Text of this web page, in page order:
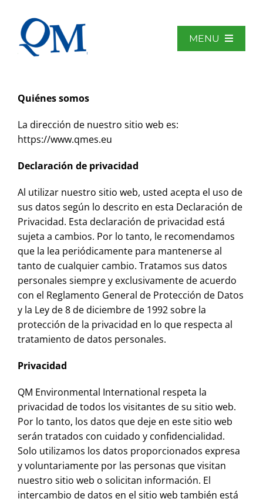
contenido
MENU
Sobre QM
Áreas de actividad
Biblioteca
Noticias
Contacto
Quiénes somos
La dirección de nuestro sitio web es:
https://www.qmes.eu
Declaración de privacidad
Al utilizar nuestro sitio web, usted acepta el uso de
sus datos según lo descrito en esta Declaración de
Privacidad. Esta declaración de privacidad está
sujeta a cambios. Por lo tanto, le recomendamos
que la lea periódicamente para mantenerse al
tanto de cualquier cambio. Tratamos sus datos
personales siempre y exclusivamente de acuerdo
con el Reglamento General de Protección de Datos
y la Ley de 8 de diciembre de 1992 sobre la
protección de la privacidad en lo que respecta al
tratamiento de datos personales.
Privacidad
QM Environmental International respeta la
privacidad de todos los visitantes de su sitio web.
Por lo tanto, los datos que deje en este sitio web
serán tratados con cuidado y confidencialidad.
Solo utilizamos los datos proporcionados expresa
y voluntariamente por las personas que visitan
nuestro sitio web o solicitan información. El
intercambio de datos en el sitio web también está